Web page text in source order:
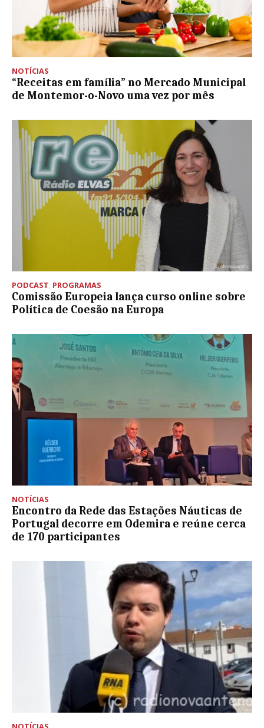
NOTÍCIAS
“Receitas em família” no Mercado Municipal
de Montemor-o-Novo uma vez por mês
PODCAST PROGRAMAS
Comissão Europeia lança curso online sobre
Política de Coesão na Europa
NOTÍCIAS
Encontro da Rede das Estações Náuticas de
Portugal decorre em Odemira e reúne cerca
de 170 participantes